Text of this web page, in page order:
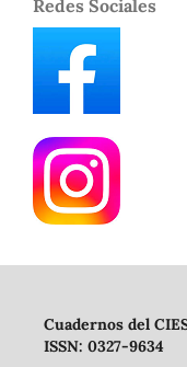
Redes Sociales
Cuadernos del
ISSN: 0327-9634